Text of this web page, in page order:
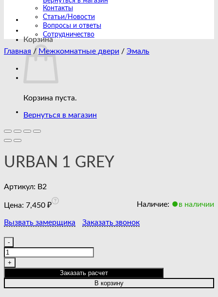
Корзина
Корзина пуста.
Вернуться в магазин
Контакты
Статьи/Новости
Вопросы и ответы
Сотрудничество
Главная / Межкомнатные двери / Эмаль
URBAN 1 GREY
Артикул: B2
Цена: 7,450 ₽ Наличие: в наличии
Вызвать замерщика Заказать звонок
товара
URBAN
1
GREY
Заказать расчет
В корзину